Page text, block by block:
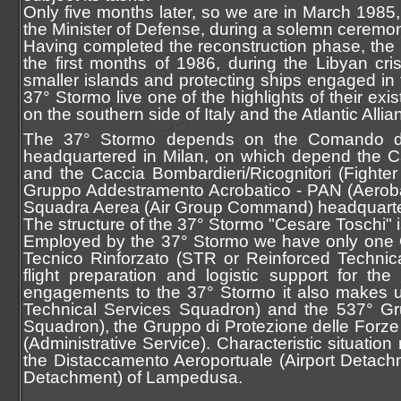
Only five months later, so we are in March
the Minister of Defense, during a solemn
Having completed the reconstruction phase,
the first months of 1986, during the Libyan
smaller islands and protecting ships engaged
37° Stormo live one of the highlights of their
on the southern side of Italy and the Atlantic
The 37° Stormo depends on the Comando
headquartered in Milan, on which depend the
and the Caccia Bombardieri/Ricognitori
Gruppo Addestramento Acrobatico - PAN
Squadra Aerea (Air Group Command)
The structure of the 37° Stormo "Cesare
Employed by the 37° Stormo we have only
Tecnico Rinforzato (STR or Reinforced
flight preparation and logistic support for
engagements to the 37° Stormo it also makes
Technical Services Squadron) and the 537°
Squadron), the Gruppo di Protezione delle
(Administrative Service). Characteristic
the Distaccamento Aeroportuale (Airport
Detachment) of Lampedusa.